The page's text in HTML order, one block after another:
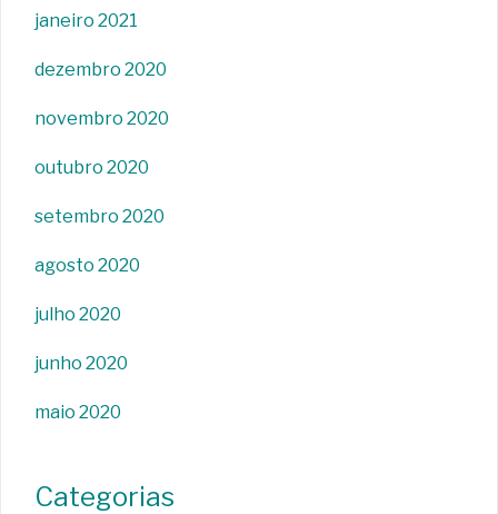
janeiro 2021
dezembro 2020
novembro 2020
outubro 2020
setembro 2020
agosto 2020
julho 2020
junho 2020
maio 2020
Categorias